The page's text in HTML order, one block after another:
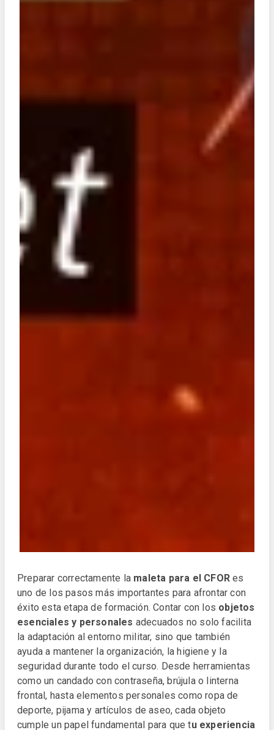
Preparar correctamente la maleta para el CFOR es
uno de los pasos más importantes para afrontar con
éxito esta etapa de formación. Contar con los objetos
esenciales y personales adecuados no solo facilita
la adaptación al entorno militar, sino que también
ayuda a mantener la organización, la higiene y la
seguridad durante todo el curso. Desde herramientas
como un candado con contraseña, brújula o linterna
frontal, hasta elementos personales como ropa de
deporte, pijama y artículos de aseo, cada objeto
cumple un papel fundamental para que tu experiencia